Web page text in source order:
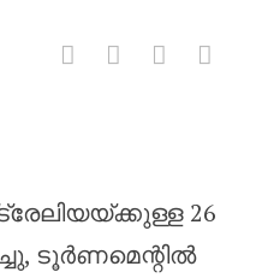
ഫുട്‌ബോൾ
26
ടൂർണമെന്റിൽ